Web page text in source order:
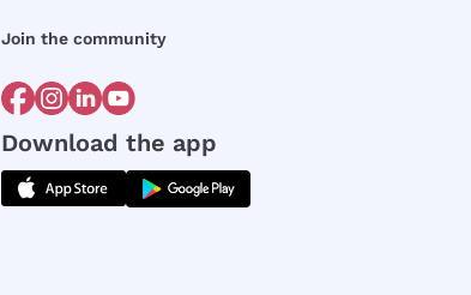
Join the community
Download the app